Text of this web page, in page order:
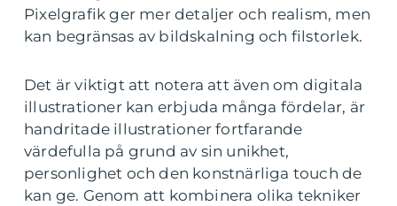
Pixelgrafik ger mer detaljer och realism, men
kan begränsas av bildskalning och filstorlek.
Det är viktigt att notera att även om digitala
illustrationer kan erbjuda många fördelar, är
handritade illustrationer fortfarande
värdefulla på grund av sin unikhet,
personlighet och den konstnärliga touch de
kan ge. Genom att kombinera olika tekniker